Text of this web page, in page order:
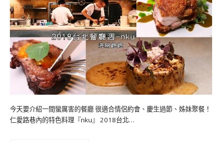
今天要介紹一間蠻厲害的餐廳 很適合情侶約會、慶生過節、姊妹聚餐！
仁愛路巷內的特色料理『nku』 2018台北…